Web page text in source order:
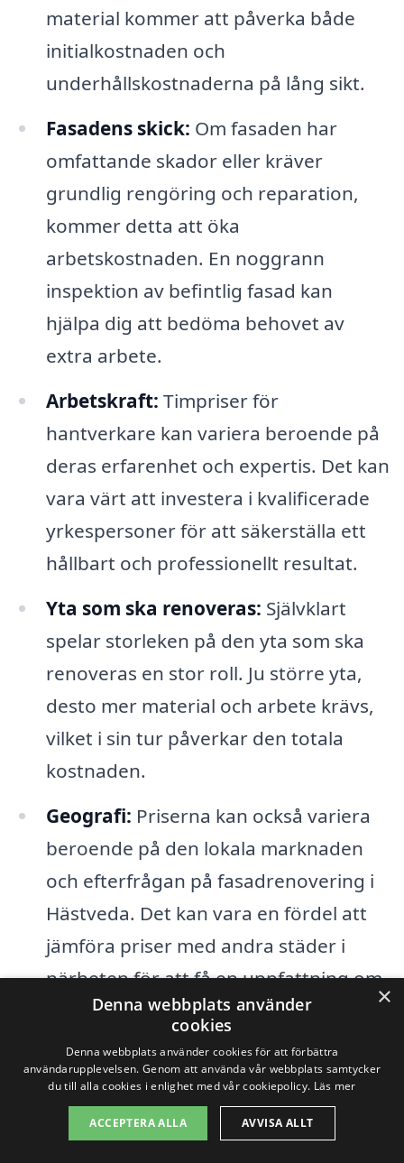
material kommer att påverka både
initialkostnaden och
underhållskostnaderna på lång sikt.
Fasadens skick: Om fasaden har
omfattande skador eller kräver
grundlig rengöring och reparation,
kommer detta att öka
arbetskostnaden. En noggrann
inspektion av befintlig fasad kan
hjälpa dig att bedöma behovet av
extra arbete.
Arbetskraft: Timpriser för
hantverkare kan variera beroende på
deras erfarenhet och expertis. Det kan
vara värt att investera i kvalificerade
yrkespersoner för att säkerställa ett
hållbart och professionellt resultat.
Yta som ska renoveras: Självklart
spelar storleken på den yta som ska
renoveras en stor roll. Ju större yta,
desto mer material och arbete krävs,
vilket i sin tur påverkar den totala
kostnaden.
Geografi: Priserna kan också variera
beroende på den lokala marknaden
och efterfrågan på fasadrenovering i
Hästveda. Det kan vara en fördel att
jämföra priser med andra städer i
närheten för att få en uppfattning om
vad som är rimligt.
Genom att beakta dessa faktorer kan du
få en bättre förståelse för vad som
påverkar kostnaden för din
×
Denna webbplats använder
cookies
Denna webbplats använder cookies för att förbättra
användarupplevelsen. Genom att använda vår webbplats samtycker
du till alla cookies i enlighet med vår cookiepolicy. Läs mer
ACCEPTERA ALLA AVVISA ALLT